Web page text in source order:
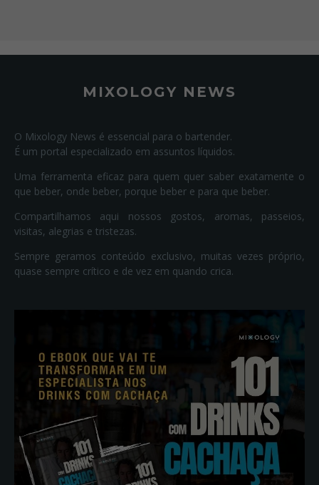
MIXOLOGY NEWS
O Mixology News é essencial para o bartender.
É um portal especializado em assuntos líquidos.
Uma ferramenta eficaz para quem quer saber exatamente o
que beber, onde beber, porque beber e para que beber.
Compartilhamos aqui nossos gostos, aromas, passeios,
visitas, alegrias e tristezas.
Sempre geramos conteúdo exclusivo, muitas vezes próprio,
quase sempre crítico e de vez em quando crica.